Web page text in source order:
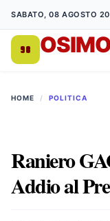
SABATO, 08 AGOSTO
HOME / POLITICA
Raniero
Addio al